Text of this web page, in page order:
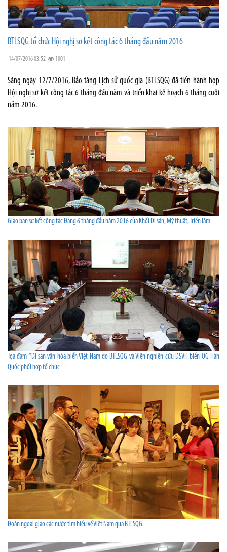
BTLSQG tổ chức Hội nghị sơ kết công tác 6 tháng đầu năm 2016
14/07/2016 03:52 1001
Sáng ngày 12/7/2016, Bảo tàng Lịch sử quốc gia (BTLSQG) đã tiến hành họp
Hội nghị sơ kết công tác 6 tháng đầu năm và triển khai kế hoạch 6 tháng cuối
năm 2016.
Giao ban sơ kết công tác Đảng 6 tháng đầu năm 2016 của Khối Di sản, Mỹ thuật, Triển lãm
Tọa đàm "Di sản văn hóa biển Việt Nam do BTLSQG và Viện nghiên cứu DSVH biển QG Hàn
Quốc phối hợp tổ chức
Đoàn ngoại giao các nước tìm hiểu về Việt Nam qua BTLSQG.